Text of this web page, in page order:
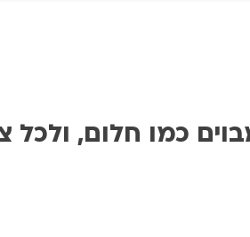
כמו חלום, ולכל